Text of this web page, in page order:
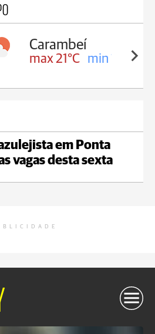
Carambeí
max 21°C min 18°C
em Ponta
vagas desta sexta